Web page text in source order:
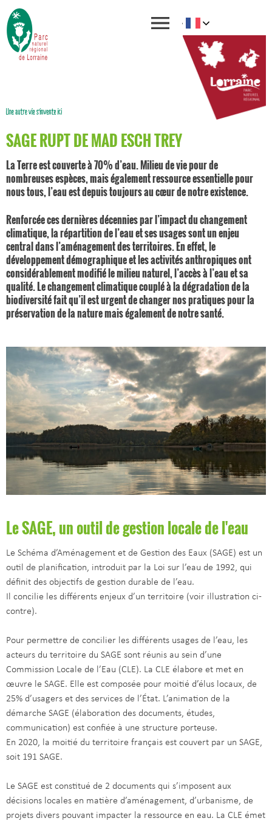
SAGE RUPT DE MAD ESCH TREY
La Terre est couverte à 70% d’eau. Milieu de vie pour de
nombreuses espèces, mais également ressource essentielle pour
nous tous, l’eau est depuis toujours au cœur de notre existence.
Renforcée ces dernières décennies par l’impact du changement
climatique, la répartition de l’eau et ses usages sont un enjeu
central dans l’aménagement des territoires. En effet, le
développement démographique et les activités anthropiques ont
considérablement modifié le milieu naturel, l’accès à l’eau et sa
qualité. Le changement climatique couplé à la dégradation de la
biodiversité fait qu’il est urgent de changer nos pratiques pour la
préservation de la nature mais également de notre santé.
Le SAGE, un outil de gestion locale de l'eau
Le Schéma d’Aménagement et de Gestion des Eaux (SAGE) est un
outil de planification, introduit par la Loi sur l’eau de 1992, qui
définit des objectifs de gestion durable de l’eau.
Il concilie les différents enjeux d’un territoire (voir illustration ci-
contre).
Pour permettre de concilier les différents usages de l’eau, les
acteurs du territoire du SAGE sont réunis au sein d’une
Commission Locale de l’Eau (CLE). La CLE élabore et met en
œuvre le SAGE. Elle est composée pour moitié d’élus locaux, de
25% d’usagers et des services de l’État. L’animation de la
démarche SAGE (élaboration des documents, études,
communication) est confiée à une structure porteuse.
En 2020, la moitié du territoire français est couvert par un SAGE,
soit 191 SAGE.
Le SAGE est constitué de 2 documents qui s’imposent aux
décisions locales en matière d’aménagement, d’urbanisme, de
projets divers pouvant impacter la ressource en eau. La CLE émet